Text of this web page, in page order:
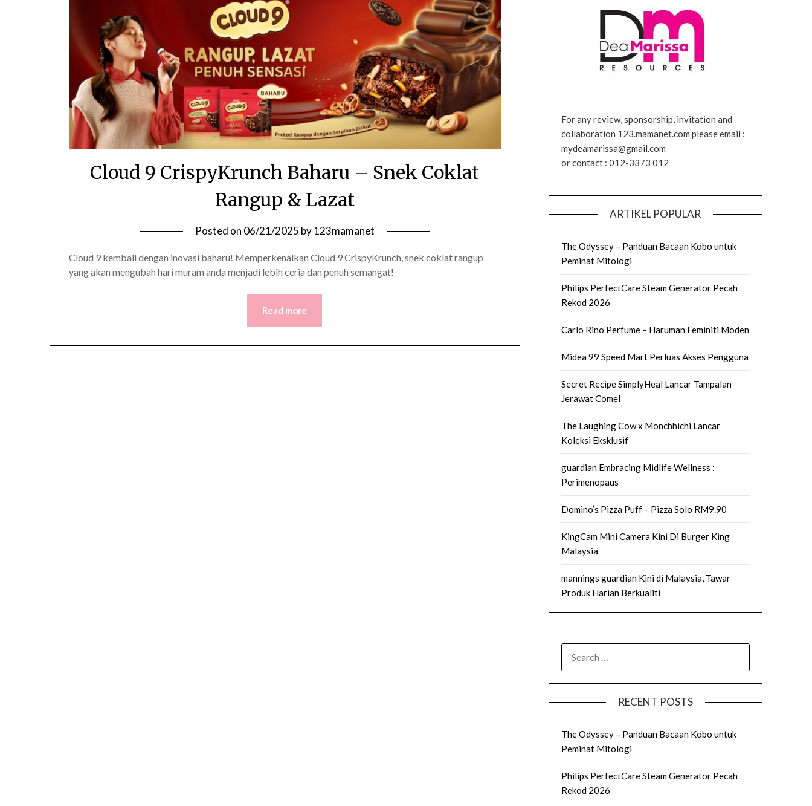
Cloud 9 CrispyKrunch Baharu – Snek Coklat
Rangup & Lazat
Posted on 06/21/2025 by123mamanet
Cloud 9 kembali dengan inovasi baharu! Memperkenalkan Cloud 9 CrispyKrunch, snek coklat rangup
yang akan mengubah hari muram anda menjadi lebih ceria dan penuh semangat!
Read more
For any review, sponsorship, invitation and
collaboration 123.mamanet.com please email :
mydeamarissa@gmail.com
or contact : 012-3373 012
ARTIKEL POPULAR
The Odyssey – Panduan Bacaan Kobo untuk
Peminat Mitologi
Philips PerfectCare Steam Generator Pecah
Rekod 2026
Carlo Rino Perfume – Haruman Feminiti Moden
Midea 99 Speed Mart Perluas Akses Pengguna
Secret Recipe SimplyHeal Lancar Tampalan
Jerawat Comel
The Laughing Cow x Monchhichi Lancar
Koleksi Eksklusif
guardian Embracing Midlife Wellness :
Perimenopaus
Domino’s Pizza Puff – Pizza Solo RM9.90
KingCam Mini Camera Kini Di Burger King
Malaysia
mannings guardian Kini di Malaysia, Tawar
Produk Harian Berkualiti
FOR:
RECENT POSTS
The Odyssey – Panduan Bacaan Kobo untuk
Peminat Mitologi
Philips PerfectCare Steam Generator Pecah
Rekod 2026